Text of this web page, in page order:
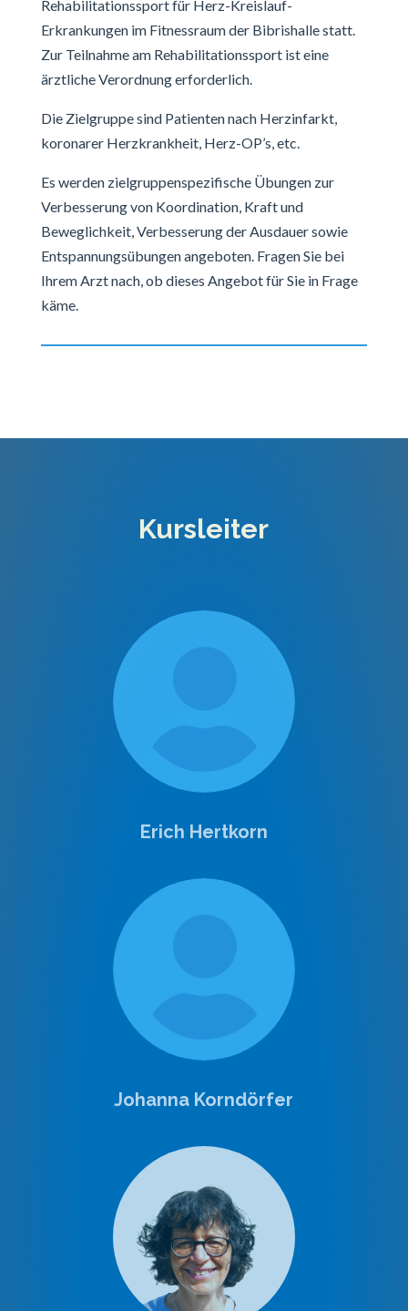
Rehabilitationssport für Herz-Kreislauf-
Erkrankungen im Fitnessraum der Bibrishalle statt.
Zur Teilnahme am Rehabilitationssport ist eine
ärztliche Verordnung erforderlich.
Die Zielgruppe sind Patienten nach Herzinfarkt,
koronarer Herzkrankheit, Herz-OP’s, etc.
Es werden zielgruppenspezifische Übungen zur
Verbesserung von Koordination, Kraft und
Beweglichkeit, Verbesserung der Ausdauer sowie
Entspannungsübungen angeboten. Fragen Sie bei
Ihrem Arzt nach, ob dieses Angebot für Sie in Frage
käme.
Kursleiter
Erich Hertkorn
Johanna Korndörfer